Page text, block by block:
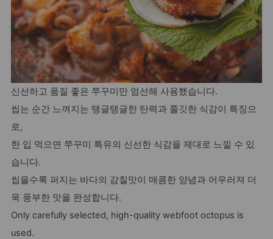
신선하고 품질 좋은 쭈꾸미만 엄선해 사용했습니다.
씹는 순간 느껴지는 탱글탱글한 탄력과 쫄깃한 식감이 특징으
로,
한 입 먹으면 쭈꾸미 특유의 신선한 식감을 제대로 느낄 수 있
습니다.
씹을수록 퍼지는 바다의 감칠맛이 매콤한 양념과 어우러져 더
욱 풍부한 맛을 완성합니다.
Only carefully selected, high-quality webfoot octopus is
used.